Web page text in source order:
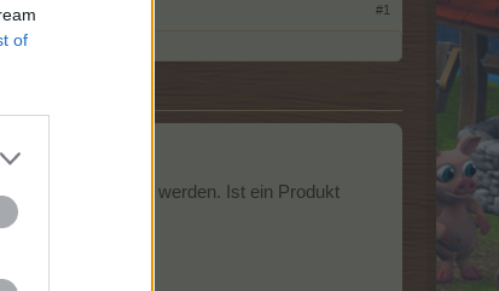
of
#1
angeboten werden. Ist ein Produkt